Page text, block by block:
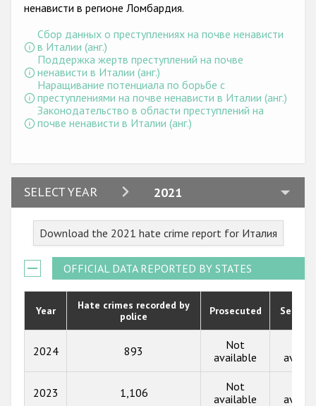
ненависти в регионе Ломбардия.
Сбор данных о преступлениях на почве ненависти
в Италии (анг.)
Поддержка жертв преступлений на почве
ненависти в Италии (анг.)
Наращивание потенциала по борьбе с
преступлениями на почве ненависти в Италии (анг.)
Законодательство в области преступлений на
почве ненависти в Италии (анг.)
SELECT YEAR 2021
2024
2022
2021
2020
2017
Download the 2021 hate crime report for Италия
OFFICIAL DATA REPORTED BY STATES
Year
Hate crimes recorded by
police
Prosecuted
2024 893
Not
available
2023 1,106
Not
available